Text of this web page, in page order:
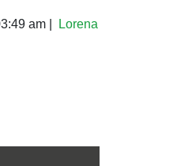
am
Lorena